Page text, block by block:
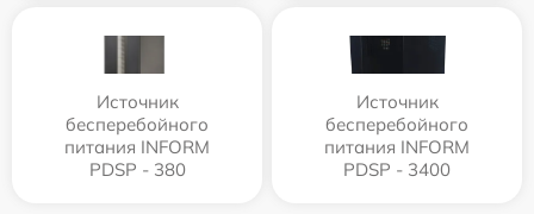
Источник
бесперебойного
питания INFORM
PDSP - 380
Источник
бесперебойного
питания INFORM
PDSP - 3400